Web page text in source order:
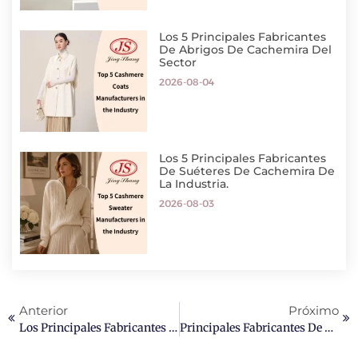
Los 5 Principales Fabricantes
De Abrigos De Cachemira Del
Sector
2026-08-04
Los 5 Principales Fabricantes
De Suéteres De Cachemira De
La Industria.
2026-08-03
Anterior
Los Principales Fabricantes De Bufandas De Cachemir Del Mundo.
Próximo
Principales Fabricantes De Abrigos De Cachemir: Guía De Fábrica